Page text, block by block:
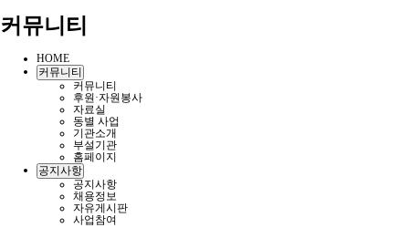
커뮤니티
HOME
커뮤니티
커뮤니티
후원·자원봉사
자료실
동별 사업
기관소개
부설기관
홈페이지
공지사항
공지사항
채용정보
자유게시판
사업참여